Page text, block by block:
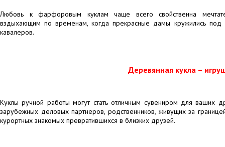
Любовь к фарфоровым куклам чаще всего свойственна
вздыхающим по временам, когда прекрасные дамы кружились под
кавалеров.
Деревянная кукла –
Куклы ручной работы могут стать отличным сувениром для ваших
зарубежных деловых партнеров, родственников, живущих за
курортных знакомых превратившихся в близких друзей.